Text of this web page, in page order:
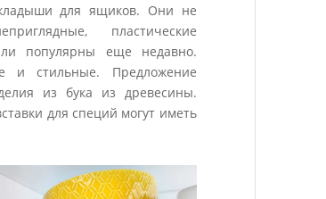
для ящиков. Они не
пластические
популярны еще недавно.
и стильные. Предложение
из бука из древесины.
для специй могут иметь